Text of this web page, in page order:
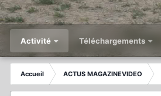
Activité Téléchargements
Accueil ACTUS MAGAZINEVIDEO